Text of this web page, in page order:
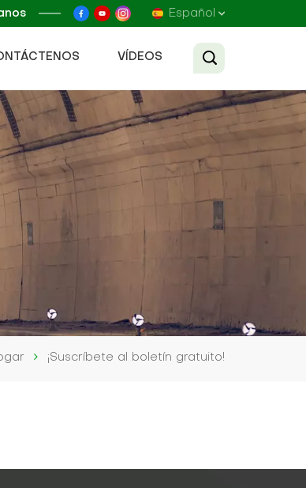
Español
Français
Русский
VÍDEOS
¡Suscríbete al boletín gratuito!